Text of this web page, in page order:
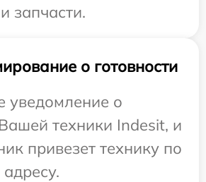
запчасти.
о готовности
уведомление о
техники Indesit, и
привезет технику по